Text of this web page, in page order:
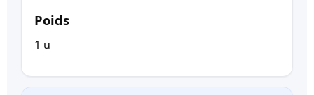
Poids
1 u